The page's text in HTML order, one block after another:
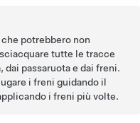
potrebbero non
tutte le tracce
passaruota e dai freni.
i freni guidando il
i freni più volte.